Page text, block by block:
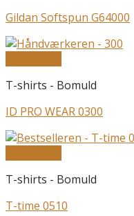
Gildan Softspun G64000
T-shirts - Bomuld
ID PRO WEAR 0300
T-shirts - Bomuld
T-time 0510